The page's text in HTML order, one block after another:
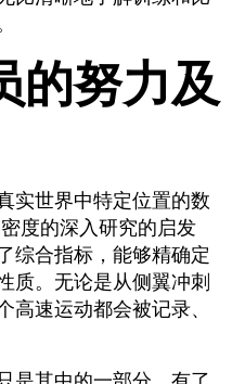
的努力及
实世界中特定位置的数
度的深入研究的启发
综合指标，能够精确定
质。无论是从侧翼冲刺
高速运动都会被记录、